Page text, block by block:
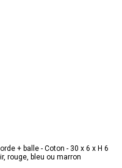
+ balle - Coton - 30 x 6 x H 6
rouge, bleu ou marron